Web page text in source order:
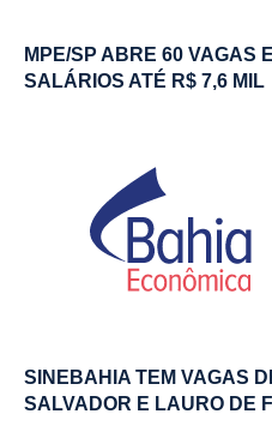
MPE/SP ABRE 60 VAGAS
SALÁRIOS ATÉ R$ 7,6 MIL
SINEBAHIA TEM VAGAS
SALVADOR E LAURO DE